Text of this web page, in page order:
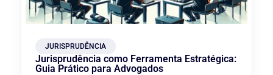
JURISPRUDÊNCIA
Jurisprudência como Ferramenta Estratégica:
Guia Prático para Advogados